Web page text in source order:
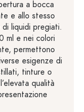
a bocca
e allo stesso
liquidi pregiati.
ml e nei colori
permettono
esigenze di
tinture o
qualità